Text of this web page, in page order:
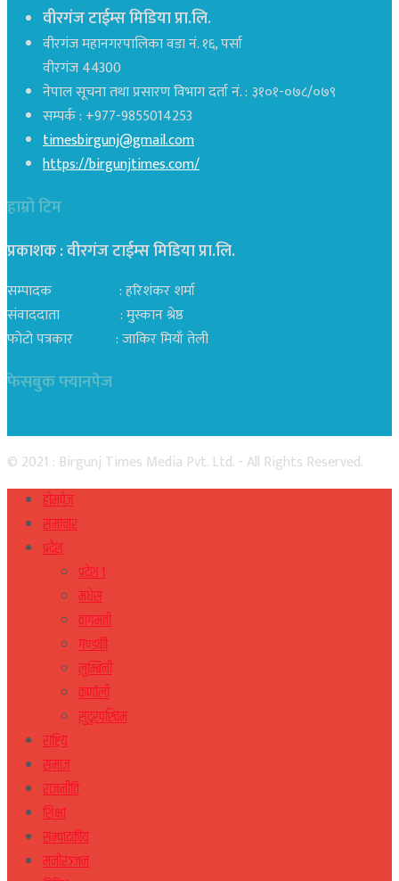
वीरगंज टाईम्स मिडिया प्रा.लि.
वीरगंज महानगरपालिका वडा नं. १६, पर्सा
वीरगंज 44300
नेपाल सूचना तथा प्रसारण विभाग दर्ता नं. : ३१०१-०७८/०७९
सम्पर्क : +977-9855014253
timesbirgunj@gmail.com
https://birgunjtimes.com/
हाम्रो टिम
प्रकाशक : वीरगंज टाईम्स मिडिया प्रा‍.लि.
सम्पादक : हरिशंकर शर्मा
संवाददाता : मुस्कान श्रेष्ठ
फोटो पत्रकार : जाकिर मियाँ तेली
फेसबुक फ्यानपेज
© 2021 : Birgunj Times Media Pvt. Ltd. - All Rights Reserved.
होमपेज
समाचार
प्रदेश
प्रदेश १
मधेस
वागमती
गण्डकी
लुम्बिनी
कर्णाली
सुदुरपस्चिम
राष्ट्रिय
समाज
राजनीति
शिक्षा
सम्पादकीय
मनोरञ्जन